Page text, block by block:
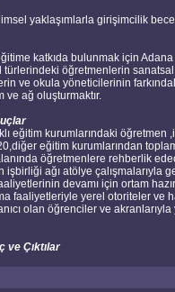
yaklaşımlarla girişimcilik
katkıda bulunmak için
türlerindeki öğretmenlerin
ve okula yöneticilerinin
ve ağ oluşturmaktır.
eğitim kurumlarındaki öğretmen
eğitim kurumlarından
öğretmenlere rehberlik
işbirliği ağı atölye çalışmalarıyla
devamı için ortam
faaliyetleriyle yerel otoriteler ve
olan öğrenciler ve
ve Çıktılar